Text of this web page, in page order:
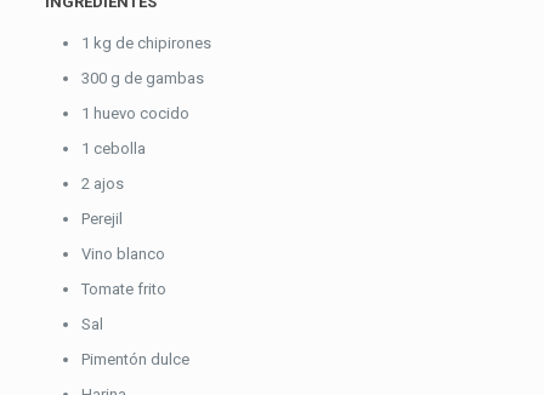
1 kg de chipirones
300 g de gambas
1 huevo cocido
1 cebolla
2 ajos
Perejil
Vino blanco
Tomate frito
Sal
Pimentón dulce